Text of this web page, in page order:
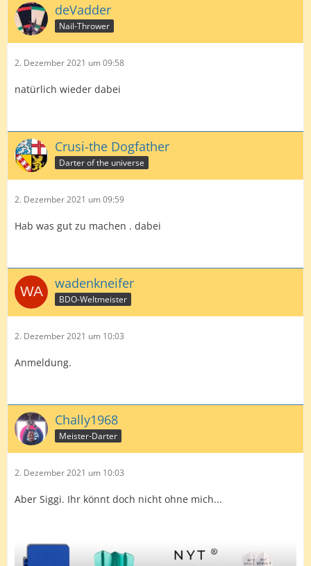
deVadder
Nail-Thrower
2. Dezember 2021 um 09:58
natürlich wieder dabei
Crusi-the Dogfather
Darter of the universe
2. Dezember 2021 um 09:59
Hab was gut zu machen . dabei
wadenkneifer
BDO-Weltmeister
2. Dezember 2021 um 10:03
Anmeldung.
Chally1968
Meister-Darter
2. Dezember 2021 um 10:03
Aber Siggi. Ihr könnt doch nicht ohne mich...